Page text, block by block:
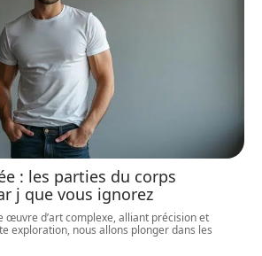
: les parties du corps
j que vous ignorez
œuvre d’art complexe, alliant précision et
exploration, nous allons plonger dans les